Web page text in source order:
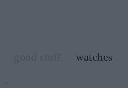
watches